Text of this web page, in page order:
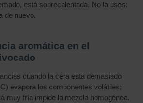
está sobrecalentada. No la uses:
de nuevo.
aromática en el
cuando la cera está demasiado
evapora los componentes volátiles;
muy fría impide la mezcla homogénea.